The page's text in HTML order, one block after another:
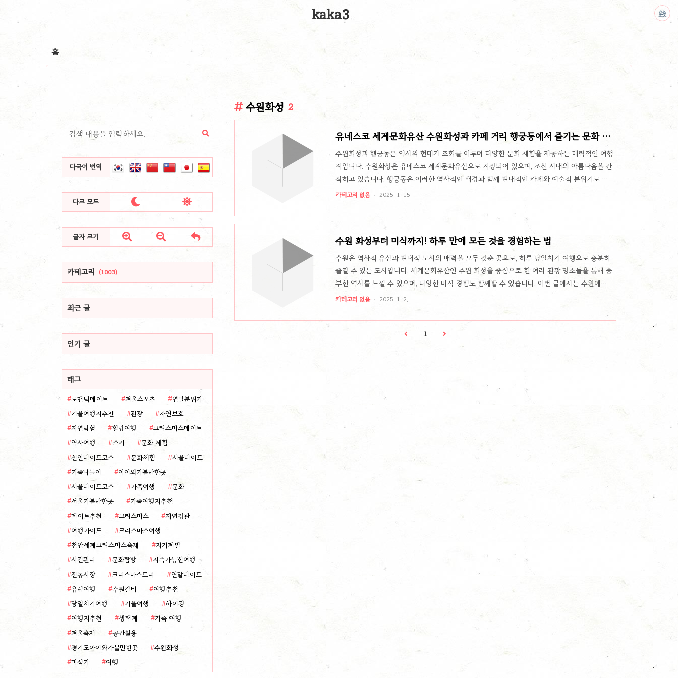
kaka3
홈
다국어 번역
다크 모드  
글자 크기   
카테고리 (1003)
최근 글
인기 글
태그
로맨틱데이트 겨울스포츠
연말분위기
겨울여행지추천
관광
자연보호
자연탐험
힐링여행
크리스마스데이트
역사여행
스키
문화 체험
천안데이트코스
문화체험
서울데이트
가족나들이
아이와가볼만한곳
서울데이트코스
가족여행
문화
서울가볼만한곳
가족여행지추천
데이트추천
크리스마스
자연경관
여행가이드
크리스마스여행
천안세계크리스마스축제
자기계발
시간관리
문화탐방
지속가능한여행
전통시장
크리스마스트리
연말데이트
유럽여행
수원갈비
여행추천
당일치기여행
겨울여행
하이킹
여행지추천
생태계
가족 여행
겨울축제
공간활용
경기도아이와가볼만한곳
수원화성
미식가
여행
수원화성 2
유네스코 세계문화유산 수원화성과 카페 거리 행궁동에서 즐기는 문화 체
험!
수원화성과 행궁동은 역사와 현대가 조화를 이루며 다양한 문화 체험을 제공하는 매력적인 여행
지입니다. 수원화성은 유네스코 세계문화유산으로 지정되어 있으며, 조선 시대의 아름다움을 간
직하고 있습니다. 행궁동은 이러한 역사적인 배경과 함께 현대적인 카페와 예술적 분위기로 유
명합니다. 이곳을 방문하면 역사 탐방은 물론, 다양한 먹거리와 볼거리까지 즐길 수 있습니다. 이
수원화성은 조선 정조대왕이 그의 아버지 사도세자에 대한 효심을 기리고자 건립한 성곽으로,
1796년에 완공되었습니다. 정조대왕은 효심과 동시에 새로운 정치적, 경제적 중심지를 육성하
고자 했으며, 이를 위해 계획된 도시가 바로 수원화성이었습니다. 화성은 당시의 ..
카테고리 없음 2025. 1. 15.
수원 화성부터 미식까지! 하루 만에 모든 것을 경험하는 법
수원은 역사적 유산과 현대적 도시의 매력을 모두 갖춘 곳으로, 하루 당일치기 여행으로 충분히
즐길 수 있는 도시입니다. 세계문화유산인 수원 화성을 중심으로 한 여러 관광 명소들을 통해 풍
부한 역사를 느낄 수 있으며, 다양한 미식 경험도 함께할 수 있습니다. 이번 글에서는 수원에서
하루 동안 즐길 수 있는 다양한 코스와 놓치지 말아야 할 식도락 추천을 소개합니다.역사의 흔적
을 따라: 수원 화성수원 화성은 조선 시대 정조대왕에 의해 건설된 성곽으로, 도시 중심부를 감
싸며 그 장엄한 모습을 자랑합니다. 방문객들은 성벽을 따라 산책하며 동서남북의 성문과 포대,
공원을 둘러볼 수 있습니다. 그 중에서도 가장 유명한 장안문과 팔달문은 방문객들이 사진을 찍
기에 최적의 장소입니다. 화성행궁은 조선 왕실의 생활을 엿볼 ..
카테고리 없음 2025. 1. 2.
1